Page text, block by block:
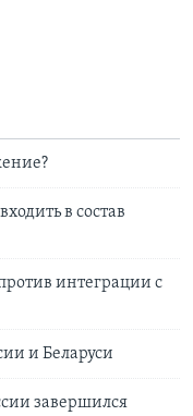
в состав
интеграции с
и Беларуси
завершился